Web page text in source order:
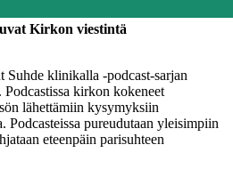
Kirkon viestintä
klinikalla -podcast-sarjan
kirkon kokeneet
lähettämiin kysymyksiin
Podcasteissa pureudutaan yleisimpiin
eteenpäin parisuhteen